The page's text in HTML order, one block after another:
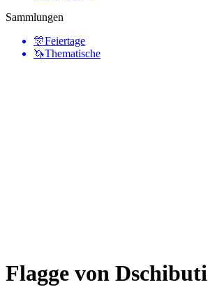
Sammlungen
🎊Feiertage
🦄Thematische
Flagge von Dschibuti